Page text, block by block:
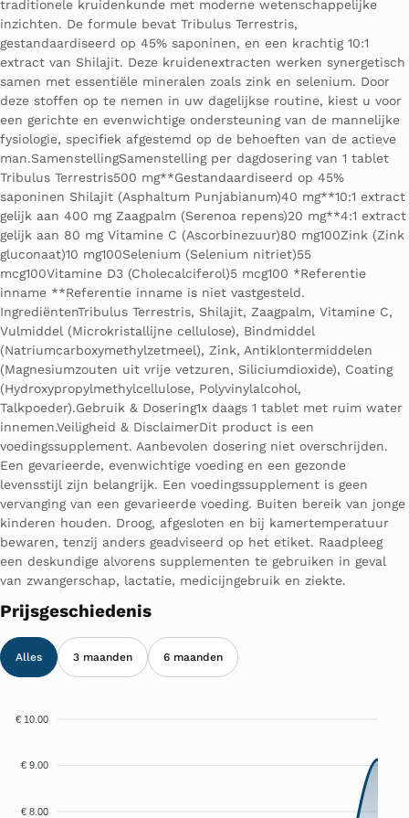
traditionele kruidenkunde met moderne wetenschappelijke
inzichten. De formule bevat Tribulus Terrestris,
gestandaardiseerd op 45% saponinen, en een krachtig 10:1
extract van Shilajit. Deze kruidenextracten werken synergetisch
samen met essentiële mineralen zoals zink en selenium. Door
deze stoffen op te nemen in uw dagelijkse routine, kiest u voor
een gerichte en evenwichtige ondersteuning van de mannelijke
fysiologie, specifiek afgestemd op de behoeften van de actieve
man.SamenstellingSamenstelling per dagdosering van 1 tablet
Tribulus Terrestris500 mg**Gestandaardiseerd op 45%
saponinen Shilajit (Asphaltum Punjabianum)40 mg**10:1 extract
gelijk aan 400 mg Zaagpalm (Serenoa repens)20 mg**4:1 extract
gelijk aan 80 mg Vitamine C (Ascorbinezuur)80 mg100Zink (Zink
gluconaat)10 mg100Selenium (Selenium nitriet)55
mcg100Vitamine D3 (Cholecalciferol)5 mcg100 *Referentie
inname **Referentie inname is niet vastgesteld.
IngrediëntenTribulus Terrestris, Shilajit, Zaagpalm, Vitamine C,
Vulmiddel (Microkristallijne cellulose), Bindmiddel
(Natriumcarboxymethylzetmeel), Zink, Antiklontermiddelen
(Magnesiumzouten uit vrije vetzuren, Siliciumdioxide), Coating
(Hydroxypropylmethylcellulose, Polyvinylalcohol,
Talkpoeder).Gebruik & Dosering1x daags 1 tablet met ruim water
innemen.Veiligheid & DisclaimerDit product is een
voedingssupplement. Aanbevolen dosering niet overschrijden.
Een gevarieerde, evenwichtige voeding en een gezonde
levensstijl zijn belangrijk. Een voedingssupplement is geen
vervanging van een gevarieerde voeding. Buiten bereik van jonge
kinderen houden. Droog, afgesloten en bij kamertemperatuur
bewaren, tenzij anders geadviseerd op het etiket. Raadpleeg
een deskundige alvorens supplementen te gebruiken in geval
van zwangerschap, lactatie, medicijngebruik en ziekte.
Prijsgeschiedenis
Alles 3 maanden 6 maanden
€ 10.00
€ 9.00
€ 8.00